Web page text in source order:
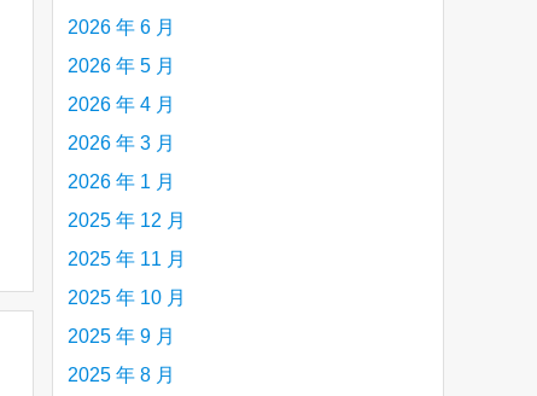
2026 年 6 月
2026 年 5 月
2026 年 4 月
2026 年 3 月
2026 年 1 月
2025 年 12 月
2025 年 11 月
2025 年 10 月
2025 年 9 月
2025 年 8 月